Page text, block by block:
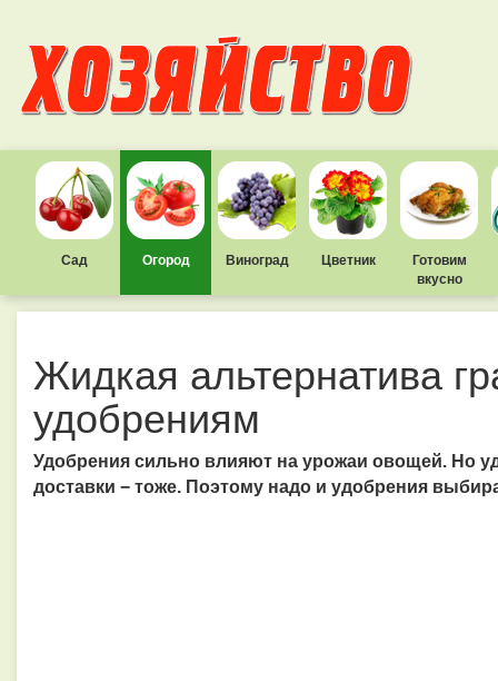
Сад Огород Виноград Цветник
Готовим
вкусно
Жидкая альтернатива
удобрениям
Удобрения сильно влияют на урожаи овощей. Но
доставки − тоже. Поэтому надо и удобрения